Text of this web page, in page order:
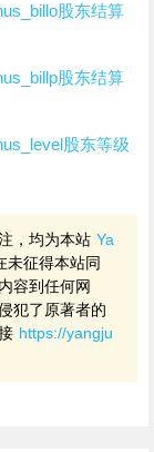
股东结算
股东结算
股东等级
，均为本站 Ya
未征得本站同
容到任何网
犯了原著者的
https://yangju